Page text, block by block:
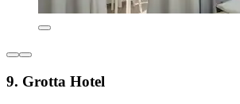
9. Grotta Hotel